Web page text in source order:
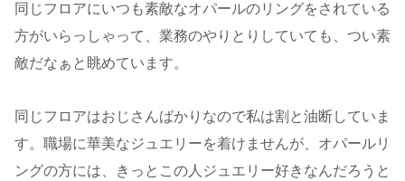
同じフロアにいつも素敵なオパールのリングをされている
方がいらっしゃって、業務のやりとりしていても、つい素
敵だなぁと眺めています。
同じフロアはおじさんばかりなので私は割と油断していま
す。職場に華美なジュエリーを着けませんが、オパールリ
ングの方には、きっとこの人ジュエリー好きなんだろうと